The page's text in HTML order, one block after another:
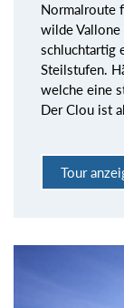
Normalroute
wilde Vallone
schluchtartig
Steilstufen.
welche eine
Der Clou ist
Tour